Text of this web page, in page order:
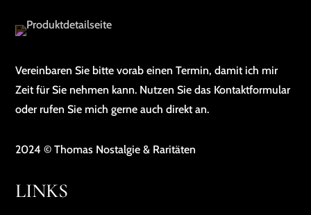
Vereinbaren Sie bitte vorab einen Termin, damit ich mir
Zeit für Sie nehmen kann. Nutzen Sie das Kontaktformular
oder rufen Sie mich gerne auch direkt an.
2024 © Thomas Nostalgie & Raritäten
LINKS